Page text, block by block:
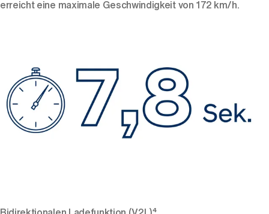
erreicht eine maximale Geschwindigkeit von 172 km/h.